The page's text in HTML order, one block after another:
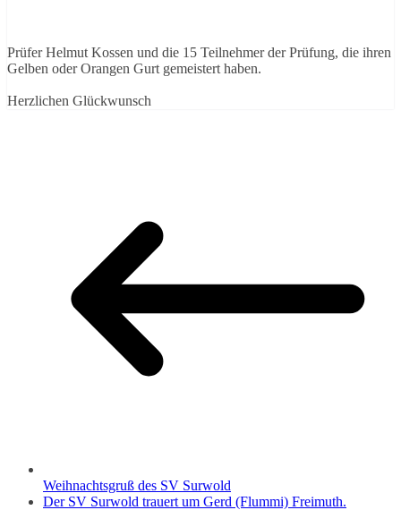
Prüfer Helmut Kossen und die 15 Teilnehmer der Prüfung, die ihren
Gelben oder Orangen Gurt gemeistert haben.
Herzlichen Glückwunsch
Weihnachtsgruß des SV Surwold
Der SV Surwold trauert um Gerd (Flummi) Freimuth.